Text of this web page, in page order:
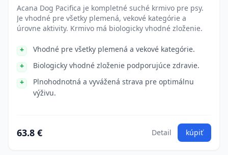
Acana Dog Pacifica je kompletné suché krmivo pre psy.
Je vhodné pre všetky plemená, vekové kategórie a
úrovne aktivity. Krmivo má biologicky vhodné zloženie.
Vhodné pre všetky plemená a vekové kategórie.
Biologicky vhodné zloženie podporujúce zdravie.
Plnohodnotná a vyvážená strava pre optimálnu
výživu.
63.8 € Detail kúpiť